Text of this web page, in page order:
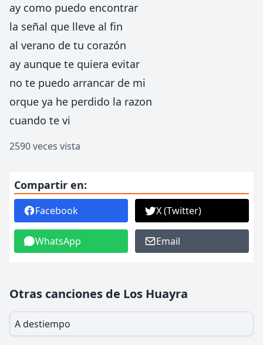
ay como puedo encontrar
la señal que lleve al fin
al verano de tu corazón
ay aunque te quiera evitar
no te puedo arrancar de mi
orque ya he perdido la razon
cuando te vi
2590 veces vista
Compartir en:
Facebook X (Twitter)
WhatsApp Email
Otras canciones de Los Huayra
A destiempo